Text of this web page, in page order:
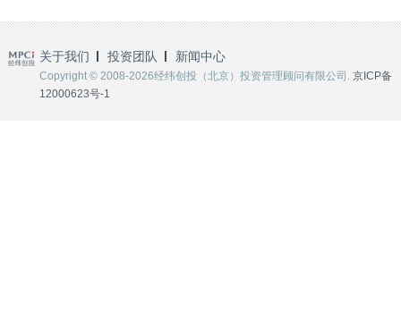
关于我们 投资团队 新闻中心
Copyright © 2008-2026经纬创投（北京）投资管理顾问有限公司. 京ICP备
12000623号-1